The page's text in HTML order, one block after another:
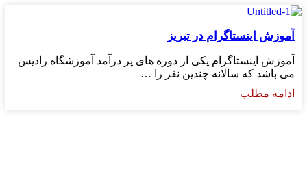
آموزش اینستاگرام در تبریز
آموزش اینستاگرام یکی از دوره های پر درآمد آموزشگاه رادیس
می باشد که سالانه چندین نفر را …
ادامه مطلب